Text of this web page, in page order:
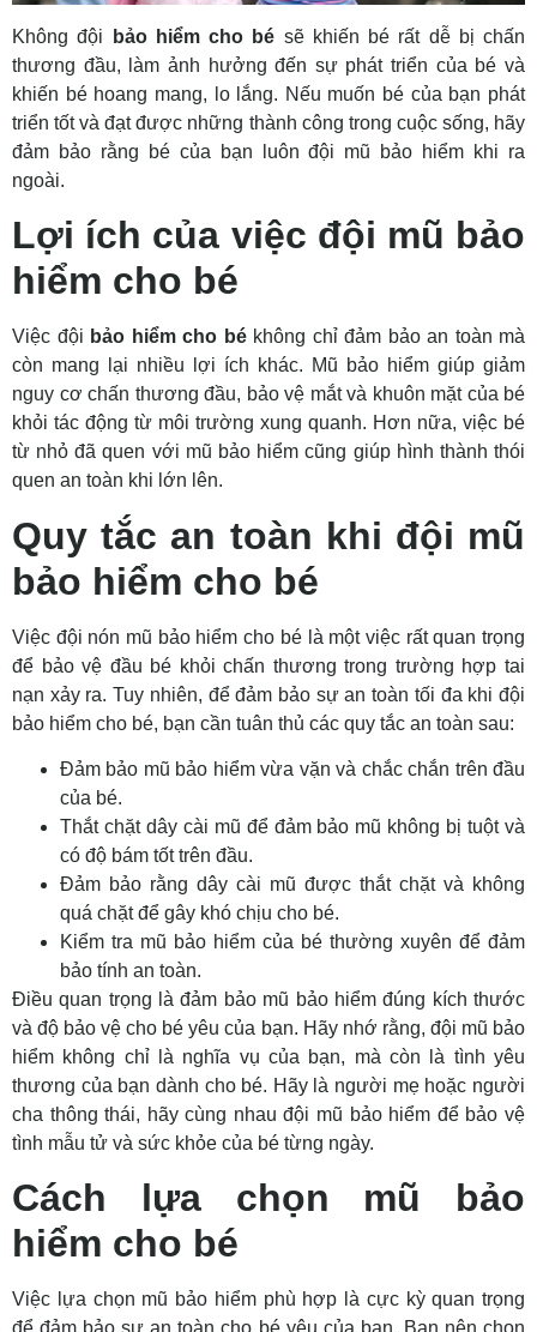
Không đội bảo hiểm cho bé sẽ khiến bé rất dễ bị chấn
thương đầu, làm ảnh hưởng đến sự phát triển của bé và
khiến bé hoang mang, lo lắng. Nếu muốn bé của bạn phát
triển tốt và đạt được những thành công trong cuộc sống, hãy
đảm bảo rằng bé của bạn luôn đội mũ bảo hiểm khi ra
ngoài.
Lợi ích của việc đội mũ bảo
hiểm cho bé
Việc đội bảo hiểm cho békhông chỉ đảm bảo an toàn mà
còn mang lại nhiều lợi ích khác. Mũ bảo hiểm giúp giảm
nguy cơ chấn thương đầu, bảo vệ mắt và khuôn mặt của bé
khỏi tác động từ môi trường xung quanh. Hơn nữa, việc bé
từ nhỏ đã quen với mũ bảo hiểm cũng giúp hình thành thói
quen an toàn khi lớn lên.
Quy tắc an toàn khi đội mũ
bảo hiểm cho bé
Việc đội nón mũ bảo hiểm cho bé là một việc rất quan trọng
để bảo vệ đầu bé khỏi chấn thương trong trường hợp tai
nạn xảy ra. Tuy nhiên, để đảm bảo sự an toàn tối đa khi đội
bảo hiểm cho bé, bạn cần tuân thủ các quy tắc an toàn sau:
Đảm bảo mũ bảo hiểm vừa vặn và chắc chắn trên đầu
của bé.
Thắt chặt dây cài mũ để đảm bảo mũ không bị tuột và
có độ bám tốt trên đầu.
Đảm bảo rằng dây cài mũ được thắt chặt và không
quá chặt để gây khó chịu cho bé.
Kiểm tra mũ bảo hiểm của bé thường xuyên để đảm
bảo tính an toàn.
Điều quan trọng là đảm bảo mũ bảo hiểm đúng kích thước
và độ bảo vệ cho bé yêu của bạn. Hãy nhớ rằng, đội mũ bảo
hiểm không chỉ là nghĩa vụ của bạn, mà còn là tình yêu
thương của bạn dành cho bé. Hãy là người mẹ hoặc người
cha thông thái, hãy cùng nhau đội mũ bảo hiểm để bảo vệ
tình mẫu tử và sức khỏe của bé từng ngày.
Cách lựa chọn mũ bảo
hiểm cho bé
Việc lựa chọn mũ bảo hiểm phù hợp là cực kỳ quan trọng